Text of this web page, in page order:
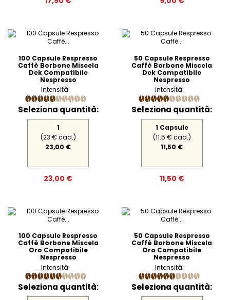
100 Capsule Respresso
Caffè Borbone Miscela
Dek Compatibile
Nespresso
Intensità:
Seleziona quantità:
1
(23 € cad.)
23,00 €
23,00 €
50 Capsule Respresso
Caffè Borbone Miscela
Dek Compatibile
Nespresso
Intensità:
Seleziona quantità:
1 Capsule
(11.5 € cad.)
11,50 €
11,50 €
100 Capsule Respresso
Caffè Borbone Miscela
Oro Compatibile
Nespresso
Intensità:
Seleziona quantità:
50 Capsule Respresso
Caffè Borbone Miscela
Oro Compatibile
Nespresso
Intensità:
Seleziona quantità: